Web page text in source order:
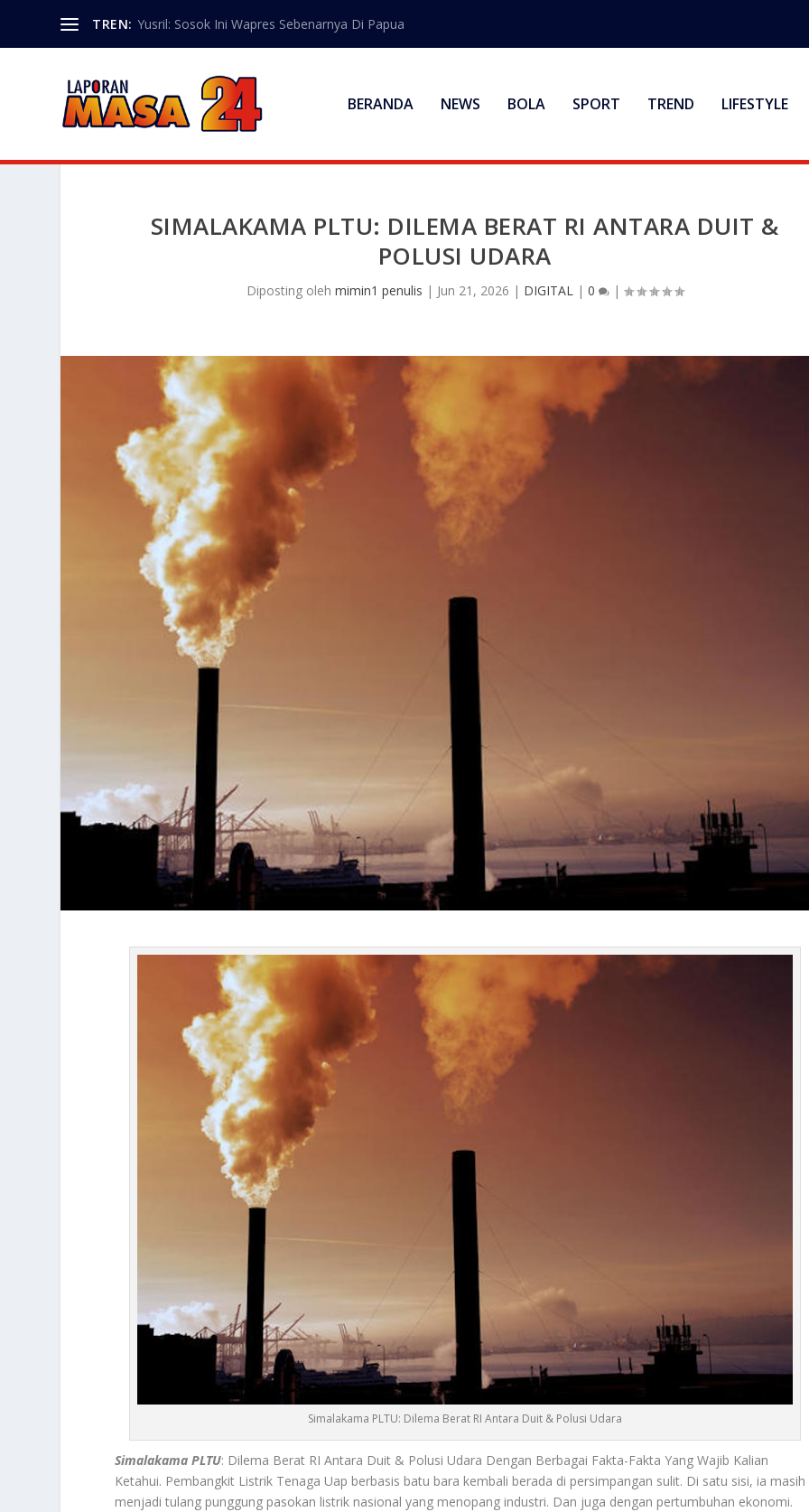
TREN: Yusril: Sosok Ini Wapres Sebenarnya Di Papua
BERANDA NEWS BOLA SPORT TREND LIFESTYLE
SIMALAKAMA PLTU: DILEMA BERAT RI ANTARA DUIT &
POLUSI UDARA
Diposting oleh mimin1 penulis | Jun 21, 2026 | DIGITAL| 0 |
Simalakama PLTU: Dilema Berat RI Antara Duit & Polusi Udara
Simalakama PLTU: Dilema Berat RI Antara Duit & Polusi Udara Dengan Berbagai Fakta-Fakta Yang Wajib Kalian
Ketahui. Pembangkit Listrik Tenaga Uap berbasis batu bara kembali berada di persimpangan sulit. Di satu sisi, ia masih
menjadi tulang punggung pasokan listrik nasional yang menopang industri. Dan juga dengan pertumbuhan ekonomi.